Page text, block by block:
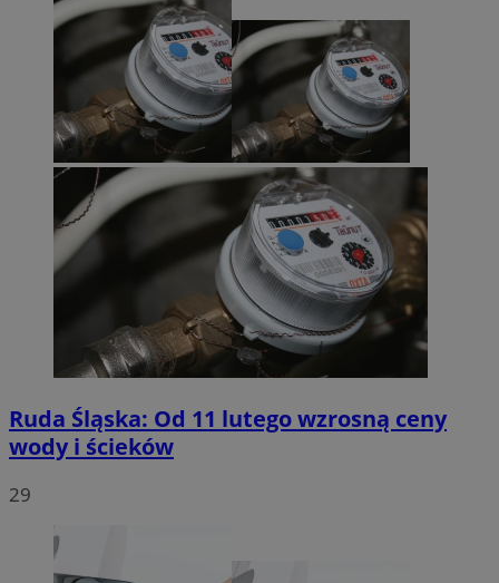
Ruda Śląska: Od 11 lutego wzrosną ceny
wody i ścieków
29